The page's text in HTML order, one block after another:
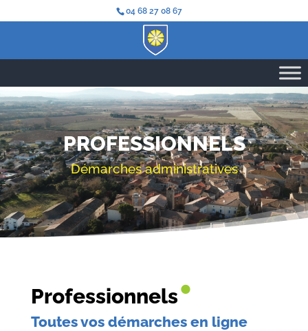
04 68 27 08 67
PROFESSIONNELS
Démarches administratives
Professionnels•
Toutes vos démarches en ligne